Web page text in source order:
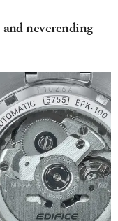
neverending